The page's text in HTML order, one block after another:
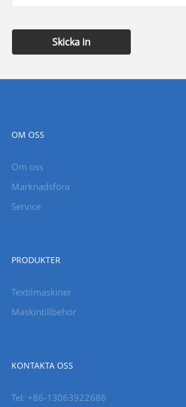
Skicka in
OM OSS
Om oss
Marknadsföra
Service
PRODUKTER
Textilmaskiner
Maskintillbehör
KONTAKTA OSS
Tel: +86-13063922686